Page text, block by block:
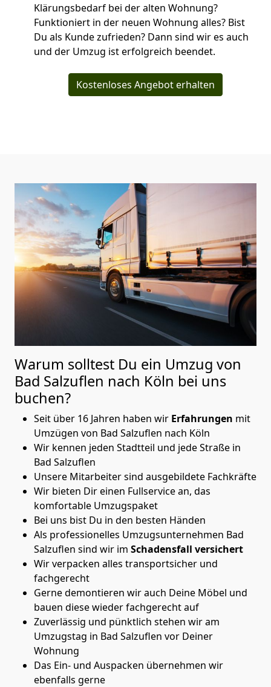
Klärungsbedarf bei der alten Wohnung?
Funktioniert in der neuen Wohnung alles? Bist
Du als Kunde zufrieden? Dann sind wir es auch
und der Umzug ist erfolgreich beendet.
Kostenloses Angebot erhalten
Warum solltest Du ein Umzug von
Bad Salzuflen nach Köln bei uns
buchen?
Seit über 16 Jahren haben wir Erfahrungen mit
Umzügen von Bad Salzuflen nach Köln
Wir kennen jeden Stadtteil und jede Straße in
Bad Salzuflen
Unsere Mitarbeiter sind ausgebildete Fachkräfte
Wir bieten Dir einen Fullservice an, das
komfortable Umzugspaket
Bei uns bist Du in den besten Händen
Als professionelles Umzugsunternehmen Bad
Salzuflen sind wir im Schadensfall versichert
Wir verpacken alles transportsicher und
fachgerecht
Gerne demontieren wir auch Deine Möbel und
bauen diese wieder fachgerecht auf
Zuverlässig und pünktlich stehen wir am
Umzugstag in Bad Salzuflen vor Deiner
Wohnung
Das Ein- und Auspacken übernehmen wir
ebenfalls gerne